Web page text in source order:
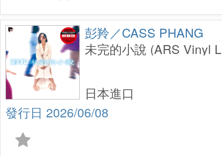
彭羚／CASS PHANG
未完的小說 (ARS Vinyl
2026/06/08
日本進口